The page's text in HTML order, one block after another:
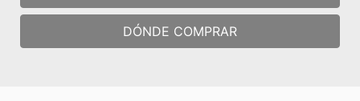
DÓNDE COMPRAR